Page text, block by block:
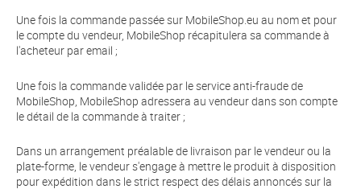
Une fois la commande passée sur MobileShop.eu au nom et pour
le compte du vendeur, MobileShop récapitulera sa commande à
l'acheteur par email ;
Une fois la commande validée par le service anti-fraude de
MobileShop, MobileShop adressera au vendeur dans son compte
le détail de la commande à traiter ;
Dans un arrangement préalable de livraison par le vendeur ou la
plate-forme, le vendeur s'engage à mettre le produit à disposition
pour expédition dans le strict respect des délais annoncés sur la